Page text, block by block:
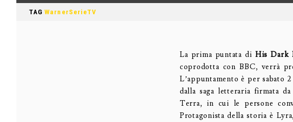
TAGWarnerSerieTV
La prima puntata di His Dark
coprodotta con BBC, verrà
L’appuntamento è per sabato
dalla saga letteraria firmata
Terra, in cui le persone
Protagonista della storia è